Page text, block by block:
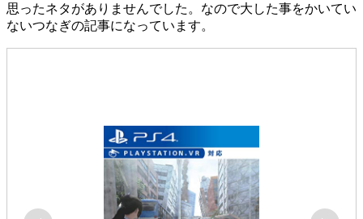
思ったネタがありませんでした。なので大した事をかいてい
ないつなぎの記事になっています。